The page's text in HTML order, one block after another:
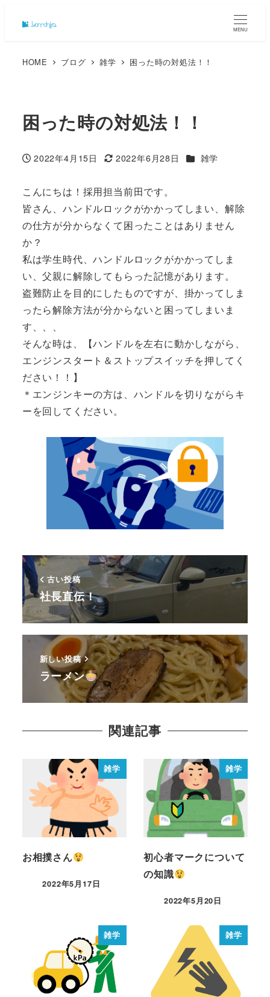
MENU
HOME ブログ 雑学 困った時の対処法！！
困った時の対処法！！
投稿日
2022年4月15日
更新日
2022年6月28日 カテゴリー
雑学
こんにちは！採用担当前田です。
皆さん、ハンドルロックがかかってしまい、解除
の仕方が分からなくて困ったことはありません
か？
私は学生時代、ハンドルロックがかかってしま
い、父親に解除してもらった記憶があります。
盗難防止を目的にしたものですが、掛かってしま
ったら解除方法が分からないと困ってしまいま
す、、、
そんな時は、【ハンドルを左右に動かしながら、
エンジンスタート＆ストップスイッチを押してく
ださい！！】
＊エンジンキーの方は、ハンドルを切りながらキ
ーを回してください。
古い投稿
社長直伝！
新しい投稿
ラーメン
関連記事
雑学
お相撲さん
2022年5月17日
雑学
初心者マークについて
の知識
2022年5月20日
雑学 雑学